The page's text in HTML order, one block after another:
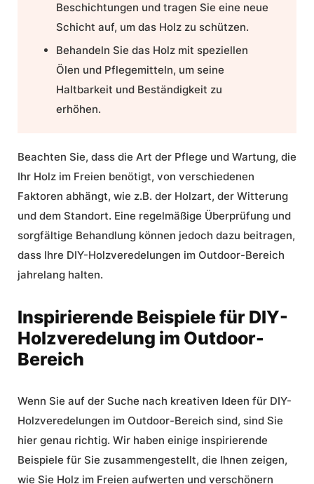
Beschichtungen und tragen Sie eine neue
Schicht auf, um das Holz zu schützen.
Behandeln Sie das Holz mit speziellen
Ölen und Pflegemitteln, um seine
Haltbarkeit und Beständigkeit zu
erhöhen.
Beachten Sie, dass die Art der Pflege und Wartung, die
Ihr Holz im Freien benötigt, von verschiedenen
Faktoren abhängt, wie z.B. der Holzart, der Witterung
und dem Standort. Eine regelmäßige Überprüfung und
sorgfältige Behandlung können jedoch dazu beitragen,
dass Ihre DIY-Holzveredelungen im Outdoor-Bereich
jahrelang halten.
Inspirierende Beispiele für DIY-
Holzveredelung im Outdoor-
Bereich
Wenn Sie auf der Suche nach kreativen Ideen für DIY-
Holzveredelungen im Outdoor-Bereich sind, sind Sie
hier genau richtig. Wir haben einige inspirierende
Beispiele für Sie zusammengestellt, die Ihnen zeigen,
wie Sie Holz im Freien aufwerten und verschönern